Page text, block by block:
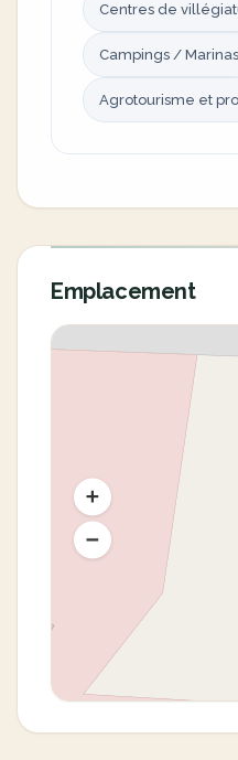
Centres de
Campings / Marinas
Agrotourisme et
Emplacement